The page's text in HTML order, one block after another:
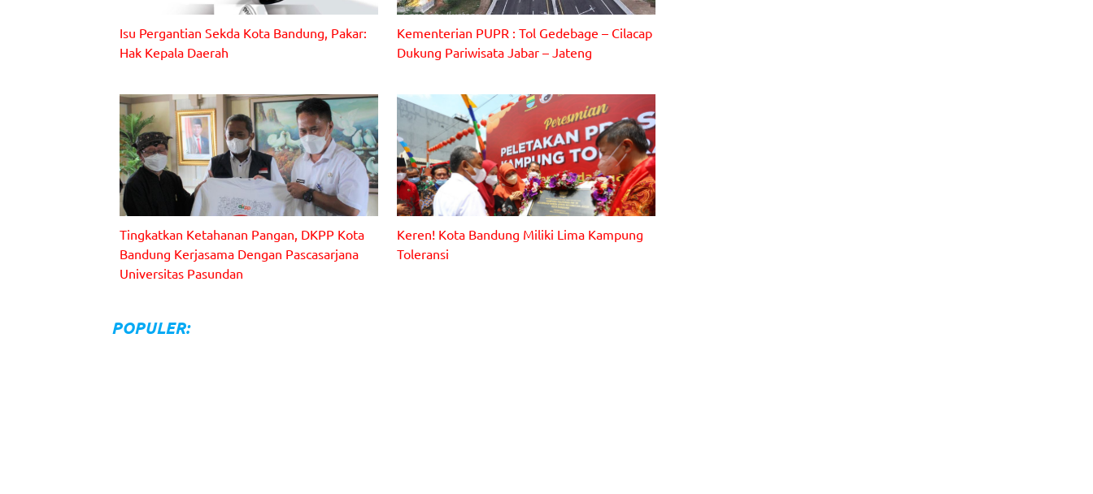
Gambar : Ilustrasi
Isu Pergantian Sekda Kota Bandung, Pakar:
Hak Kepala Daerah
Gambar : Ilustrasi
Kementerian PUPR : Tol Gedebage – Cilacap
Dukung Pariwisata Jabar – Jateng
Tingkatkan Ketahanan Pangan, DKPP Kota
Bandung Kerjasama Dengan Pascasarjana
Universitas Pasundan
Yana Mulyana saat meresmikan Prasasti Kampung
Keren! Kota Bandung Miliki Lima Kampung
Toleransi
POPULER: